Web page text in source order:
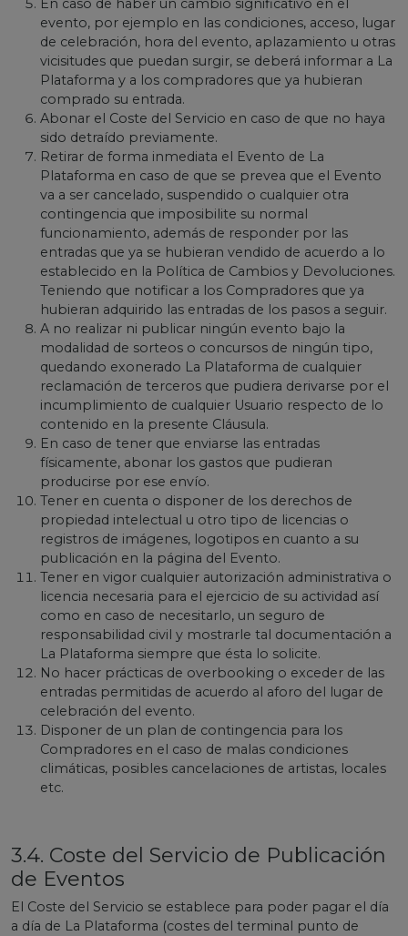
En caso de haber un cambio significativo en el
evento, por ejemplo en las condiciones, acceso, lugar
de celebración, hora del evento, aplazamiento u otras
vicisitudes que puedan surgir, se deberá informar a La
Plataforma y a los compradores que ya hubieran
comprado su entrada.
Abonar el Coste del Servicio en caso de que no haya
sido detraído previamente.
Retirar de forma inmediata el Evento de La
Plataforma en caso de que se prevea que el Evento
va a ser cancelado, suspendido o cualquier otra
contingencia que imposibilite su normal
funcionamiento, además de responder por las
entradas que ya se hubieran vendido de acuerdo a lo
establecido en la Política de Cambios y Devoluciones.
Teniendo que notificar a los Compradores que ya
hubieran adquirido las entradas de los pasos a seguir.
A no realizar ni publicar ningún evento bajo la
modalidad de sorteos o concursos de ningún tipo,
quedando exonerado La Plataforma de cualquier
reclamación de terceros que pudiera derivarse por el
incumplimiento de cualquier Usuario respecto de lo
contenido en la presente Cláusula.
En caso de tener que enviarse las entradas
físicamente, abonar los gastos que pudieran
producirse por ese envío.
Tener en cuenta o disponer de los derechos de
propiedad intelectual u otro tipo de licencias o
registros de imágenes, logotipos en cuanto a su
publicación en la página del Evento.
Tener en vigor cualquier autorización administrativa o
licencia necesaria para el ejercicio de su actividad así
como en caso de necesitarlo, un seguro de
responsabilidad civil y mostrarle tal documentación a
La Plataforma siempre que ésta lo solicite.
No hacer prácticas de overbooking o exceder de las
entradas permitidas de acuerdo al aforo del lugar de
celebración del evento.
Disponer de un plan de contingencia para los
Compradores en el caso de malas condiciones
climáticas, posibles cancelaciones de artistas, locales
etc.
3.4. Coste del Servicio de Publicación
de Eventos
El Coste del Servicio se establece para poder pagar el día
a día de La Plataforma (costes del terminal punto de